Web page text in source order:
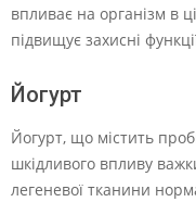
впливає на організм в
підвищує захисні
Йогурт
Йогурт, що містить
шкідливого впливу
легеневої тканини